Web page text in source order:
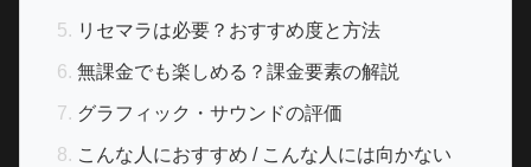
リセマラは必要？おすすめ度と方法
無課金でも楽しめる？課金要素の解説
グラフィック・サウンドの評価
こんな人におすすめ / こんな人には向かない